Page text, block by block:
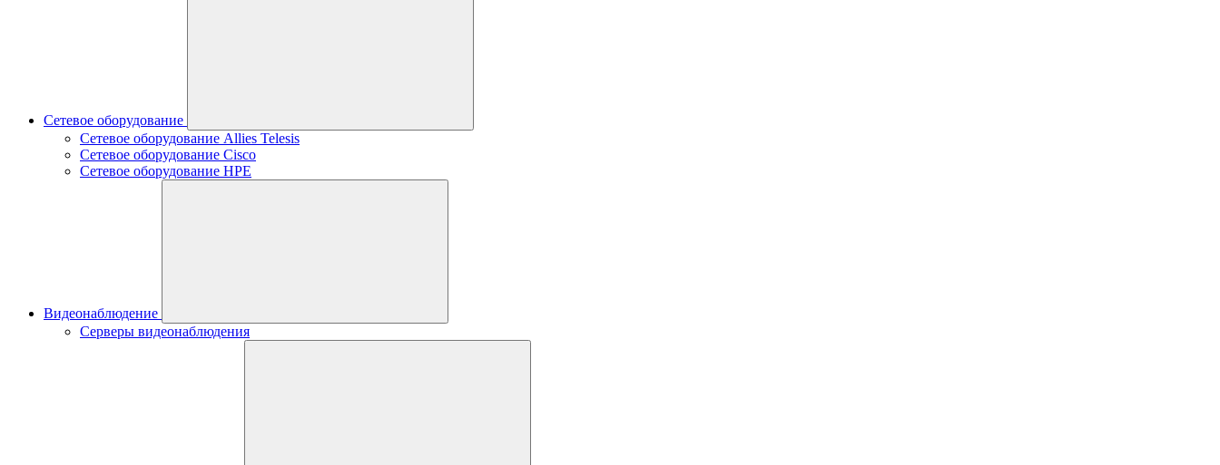
Сетевое оборудование
Сетевое оборудование Allies Telesis
Сетевое оборудование Cisco
Сетевое оборудование HPE
Видеонаблюдение
Серверы видеонаблюдения